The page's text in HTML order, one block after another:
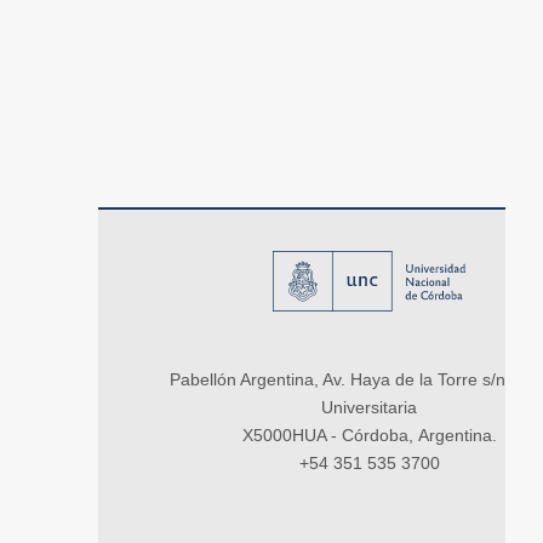
Pabellón Argentina, Av. Haya de la Torre s/n,
Universitaria
X5000HUA - Córdoba, Argentina.
+54 351 535 3700